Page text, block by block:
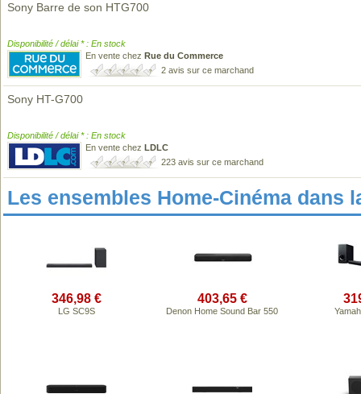
Sony Barre de son HTG700
Disponibilité / délai * : En stock
En vente chez Rue du Commerce
2 avis sur ce marchand
Sony HT-G700
Disponibilité / délai * : En stock
En vente chez LDLC
223 avis sur ce marchand
Les ensembles Home-Cinéma dans
346,98 €
LG SC9S
403,65 €
Denon Home Sound Bar 550